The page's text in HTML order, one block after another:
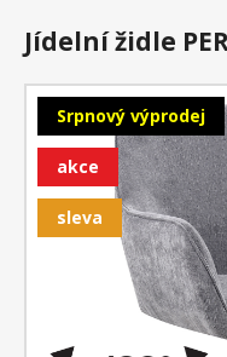
Srpnový výprodej
akce
sleva
Jídelní židle